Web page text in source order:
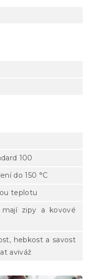
100
do 150 °C
teplotu
zipy a kovové
hebkost a savost
aviváž